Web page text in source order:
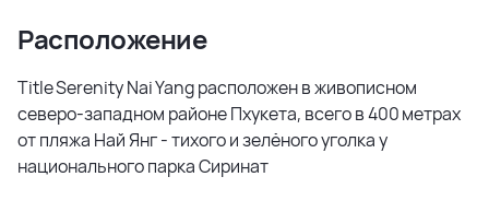
Расположение
Title Serenity Nai Yang расположен в живописном
северо-западном районе Пхукета, всего в 400 метрах
от пляжа Най Янг - тихого и зелёного уголка у
национального парка Сиринат